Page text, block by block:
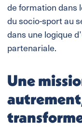
de formation dans
du socio-sport au
dans une logique
partenariale.
Une